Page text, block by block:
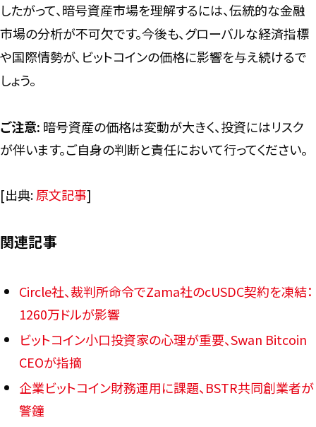
したがって、暗号資産市場を理解するには、伝統的な金融
市場の分析が不可欠です。今後も、グローバルな経済指標
や国際情勢が、ビットコインの価格に影響を与え続けるで
しょう。
ご注意: 暗号資産の価格は変動が大きく、投資にはリスク
が伴います。ご自身の判断と責任において行ってください。
[出典:原文記事]
関連記事
Circle社、裁判所命令でZama社のcUSDC契約を凍結：
1260万ドルが影響
ビットコイン小口投資家の心理が重要、Swan Bitcoin
CEOが指摘
企業ビットコイン財務運用に課題、BSTR共同創業者が
警鐘